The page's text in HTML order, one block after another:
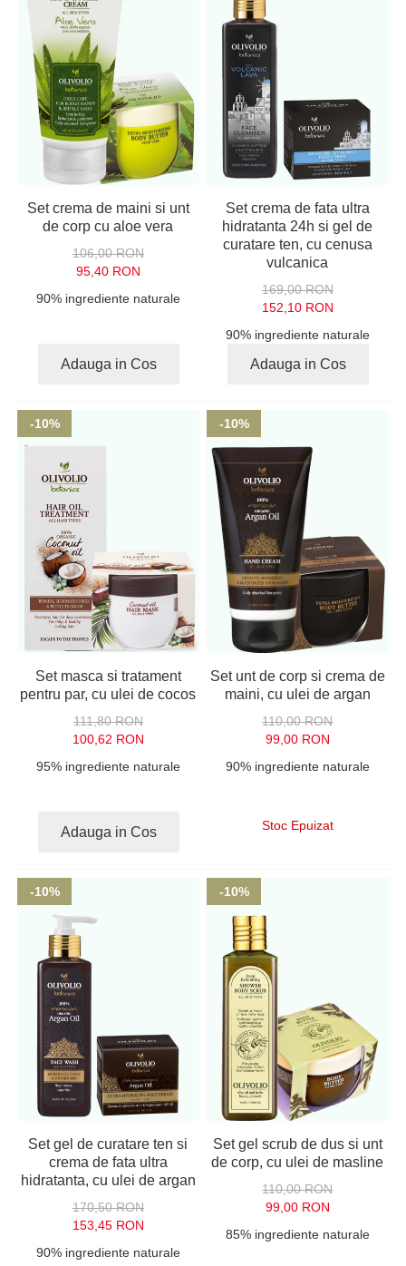
Set crema de maini si unt
de corp cu aloe vera
106,00 RON
95,40 RON
90% ingrediente naturale
Adauga in Cos
Set crema de fata ultra
hidratanta 24h si gel de
curatare ten, cu cenusa
vulcanica
169,00 RON
152,10 RON
90% ingrediente naturale
Adauga in Cos
-10%
Set masca si tratament
pentru par, cu ulei de cocos
111,80 RON
100,62 RON
95% ingrediente naturale
Adauga in Cos
-10%
Set unt de corp si crema de
maini, cu ulei de argan
110,00 RON
99,00 RON
90% ingrediente naturale
Stoc Epuizat
-10%
Set gel de curatare ten si
crema de fata ultra
hidratanta, cu ulei de argan
170,50 RON
153,45 RON
90% ingrediente naturale
-10%
Set gel scrub de dus si unt
de corp, cu ulei de masline
110,00 RON
99,00 RON
85% ingrediente naturale